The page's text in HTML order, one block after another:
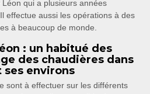
qui a plusieurs années
effectue aussi les opérations à des
à beaucoup de monde.
: un habitué des
des chaudières dans
ses environs
sont à effectuer sur les différents